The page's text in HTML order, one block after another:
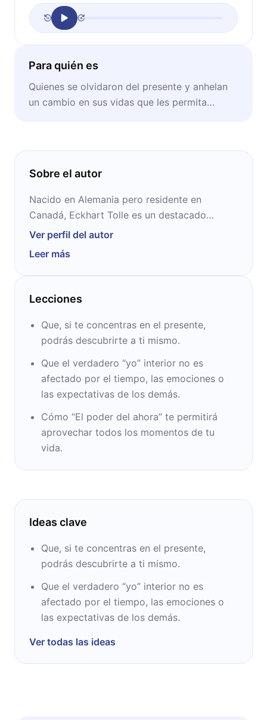
Para quién es
Quienes se olvidaron del presente y anhelan
un cambio en sus vidas que les permita
Sobre el autor
Nacido en Alemania pero residente en
Canadá, Eckhart Tolle es un destacado
escritor espiritual. Por tal motivo fue
mejor en su rama en todo Norteamérica. Sus
libros más destacados hasta el momento son
“El Poder del Ahora” y “Un nuevo mundo,
Ver perfil del autor
Leer más
Lecciones
Que, si te concentras en el presente,
podrás descubrirte a ti mismo.
Que el verdadero “yo” interior no es
afectado por el tiempo, las emociones o
las expectativas de los demás.
Cómo “El poder del ahora” te permitirá
aprovechar todos los momentos de tu
vida.
Ideas clave
Que, si te concentras en el presente,
podrás descubrirte a ti mismo.
Que el verdadero “yo” interior no es
afectado por el tiempo, las emociones o
las expectativas de los demás.
Ver todas las ideas